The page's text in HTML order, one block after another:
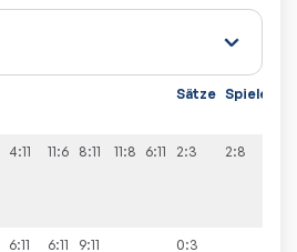
Sätze Spiele
4:11 11:6 8:11 11:8 6:11 2:3 2:8
6:11 6:11 9:11 0:3